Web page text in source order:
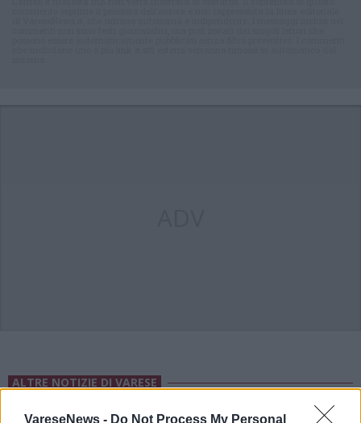
VareseNews - Do Not Process My Personal
ALTRE NOTIZIE DI VARESE